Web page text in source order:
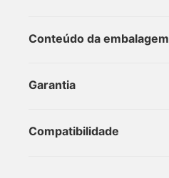
Conteúdo da embalagem
Garantia
Compatibilidade